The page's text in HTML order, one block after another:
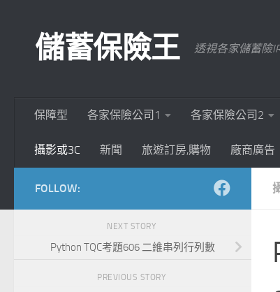
儲蓄保險王 透視各家儲蓄險
保障型 各家保險公司1 各家保險公司2
攝影或3C 新聞 旅遊訂房,購物 廠商廣告
FOLLOW:
NEXT STORY
Python TQC考題606 二維串列行列數
PREVIOUS STORY